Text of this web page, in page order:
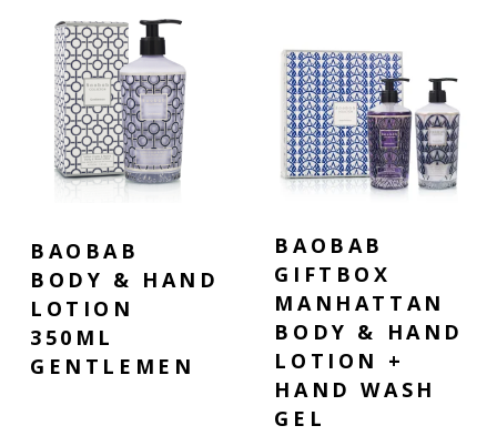
BAOBAB
BODY & HAND
LOTION
350ML
GENTLEMEN
BAOBAB
GIFTBOX
MANHATTAN
BODY & HAND
LOTION +
HAND WASH
GEL